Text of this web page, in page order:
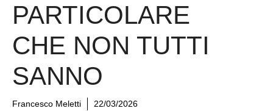
PARTICOLARE
CHE NON TUTTI
SANNO
Francesco Meletti 22/03/2026